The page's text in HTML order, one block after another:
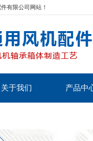
有限公司网站！
关于我们 产品中